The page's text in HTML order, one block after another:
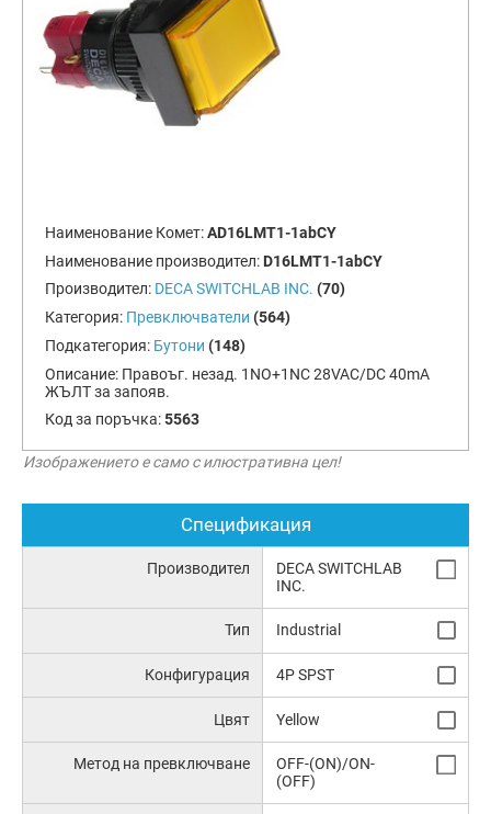
Наименование Комет:AD16LMT1-1abCY
Наименование производител: D16LMT1-1abCY
Производител: DECA SWITCHLAB INC. (70)
Категория: Превключватели (564)
Подкатегория: Бутони (148)
Описание: Правоъг. незад. 1NO+1NC 28VAC/DC 40mA
ЖЪЛТ за запояв.
Код за поръчка:5563
Изображението е само с илюстративна цел!
Спецификация
Производител
DECA SWITCHLAB
INC.
Тип Industrial
Конфигурация 4P SPST
Цвят Yellow
Метод на превключване
OFF-(ON)/ON-
(OFF)